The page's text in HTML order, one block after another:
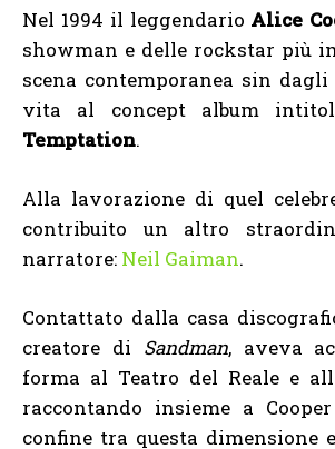
Nel 1994 il leggendario Alice
showman e delle rockstar più
scena contemporanea sin dagli
vita al concept album
Temptation.
Alla lavorazione di quel
contribuito un altro
narratore: Neil Gaiman.
Contattato dalla casa
creatore di Sandman, aveva
forma al Teatro del Reale e
raccontando insieme a
confine tra questa dimensione